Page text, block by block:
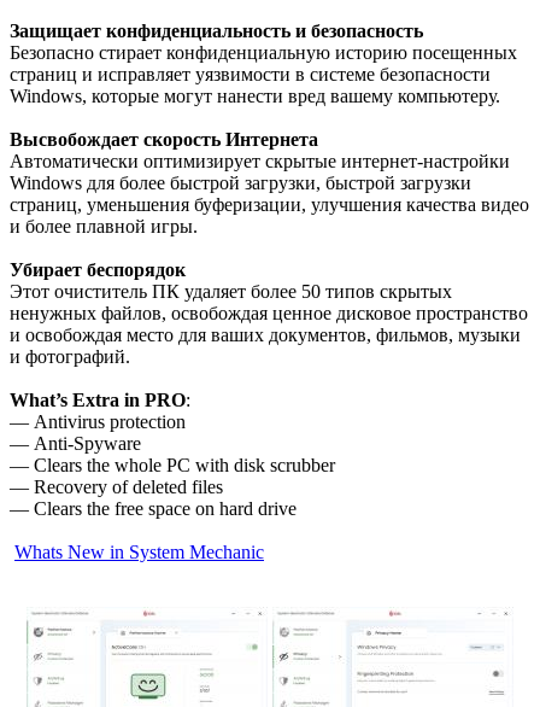
Защищает конфиденциальность и безопасность
Безопасно стирает конфиденциальную историю посещенных
страниц и исправляет уязвимости в системе безопасности
Windows, которые могут нанести вред вашему компьютеру.
Высвобождает скорость Интернета
Автоматически оптимизирует скрытые интернет-настройки
Windows для более быстрой загрузки, быстрой загрузки
страниц, уменьшения буферизации, улучшения качества видео
и более плавной игры.
Убирает беспорядок
Этот очиститель ПК удаляет более 50 типов скрытых
ненужных файлов, освобождая ценное дисковое пространство
и освобождая место для ваших документов, фильмов, музыки
и фотографий.
What’s Extra in PRO:
— Antivirus protection
— Anti-Spyware
— Clears the whole PC with disk scrubber
— Recovery of deleted files
— Clears the free space on hard drive
Whats New in System Mechanic